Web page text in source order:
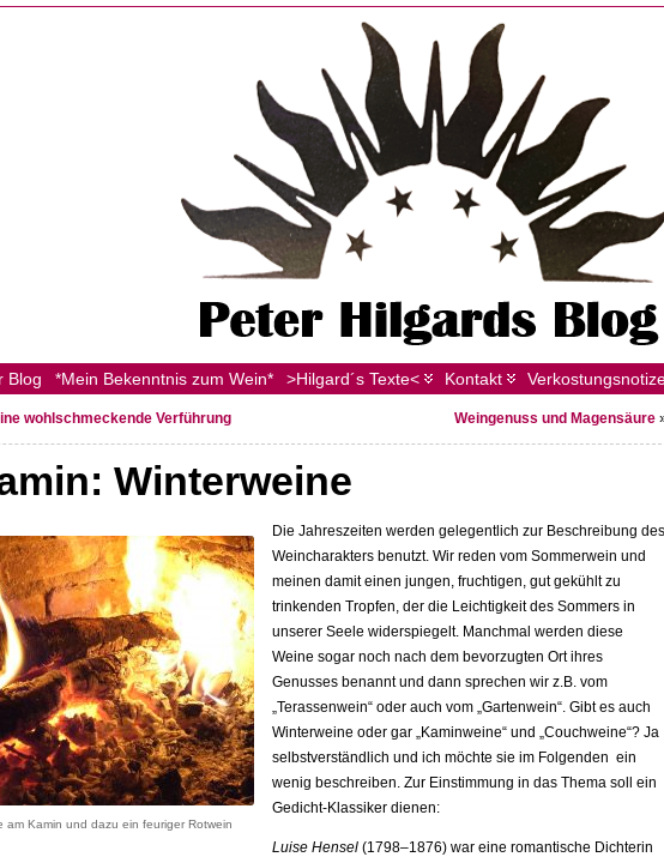
Blog *Mein Bekenntnis zum Wein* >Hilgard´s Texte< Kontakt
wohlschmeckende Verführung Weingenuss und Magensäure
Winterweine
am Kamin und dazu ein feuriger Rotwein
Die Jahreszeiten werden gelegentlich zur Beschreibung des
Weincharakters benutzt. Wir reden vom Sommerwein und
meinen damit einen jungen, fruchtigen, gut gekühlt zu
trinkenden Tropfen, der die Leichtigkeit des Sommers in
unserer Seele widerspiegelt. Manchmal werden diese
Weine sogar noch nach dem bevorzugten Ort ihres
Genusses benannt und dann sprechen wir z.B. vom
„Terassenwein“ oder auch vom „Gartenwein“. Gibt es auch
Winterweine oder gar „Kaminweine“ und „Couchweine“? Ja
selbstverständlich und ich möchte sie im Folgenden ein
wenig beschreiben. Zur Einstimmung in das Thema soll ein
Gedicht-Klassiker dienen:
Luise Hensel (1798–1876) war eine romantische Dichterin